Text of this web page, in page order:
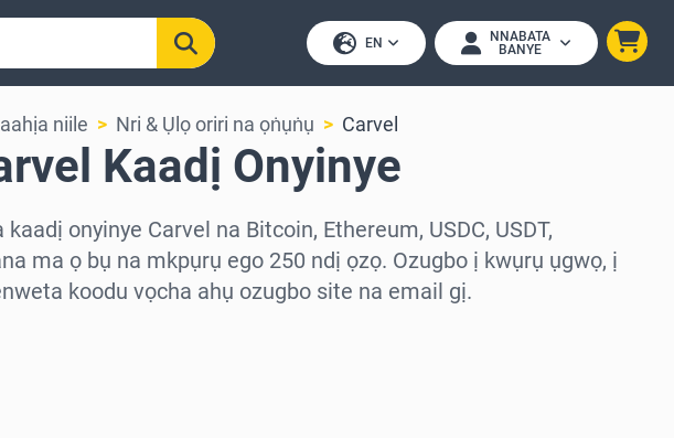
EN
NNABATA
BANYE
niile Nri & Ụlọ oriri na ọṅụṅụ Carvel
Kaadị Onyinye
kaadị onyinye Carvel na Bitcoin, Ethereum, USDC, USDT,
ma ọ bụ na mkpụrụ ego 250 ndị ọzọ. Ozugbo ị kwụrụ ụgwọ, ị
koodu vọcha ahụ ozugbo site na email gị.